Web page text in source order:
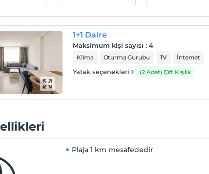
1+1 Daire
Maksimum kişi sayısı :4
Klima Oturma Gurubu TV İnternet
Yatak seçenekleri (2 Adet) Çift Kişilik
Plaja 1 km mesafededir